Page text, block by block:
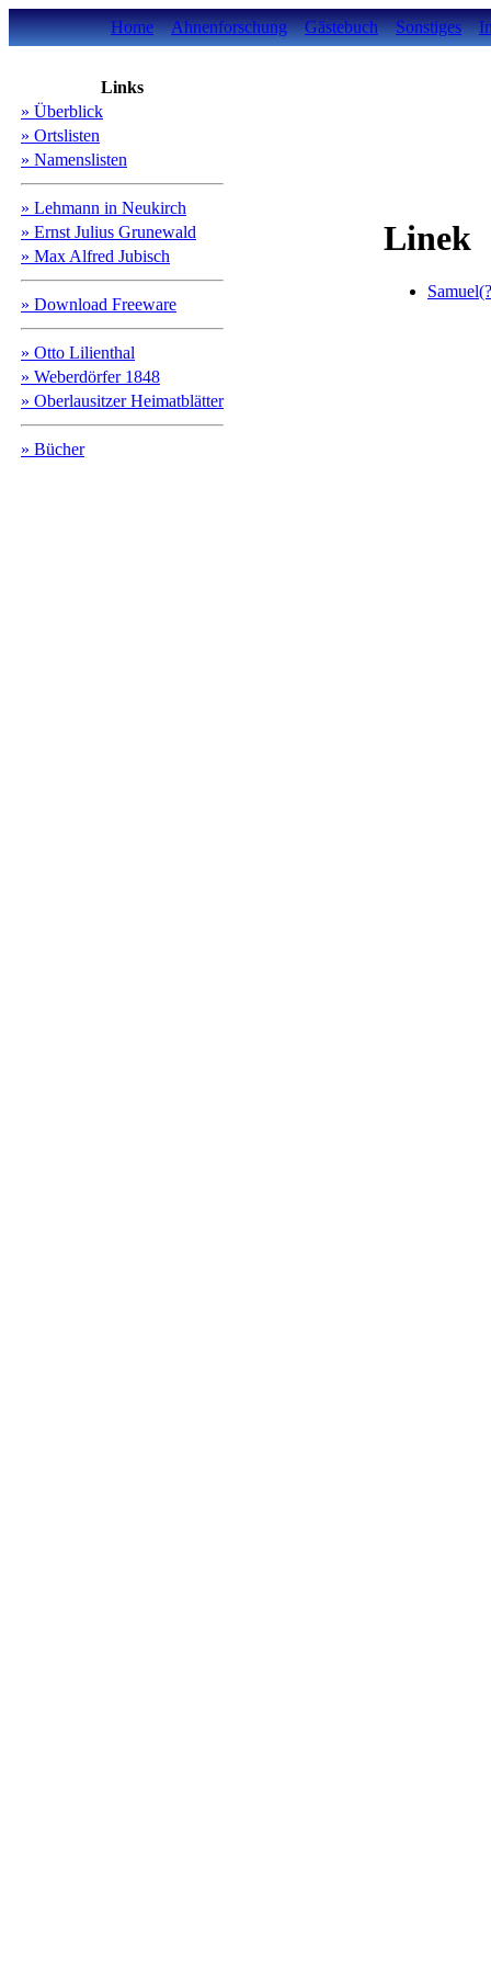
Home Ahnenforschung Gästebuch Sonstiges
Links
» Überblick
» Ortslisten
» Namenslisten
» Lehmann in Neukirch
» Ernst Julius Grunewald
» Max Alfred Jubisch
» Download Freeware
» Otto Lilienthal
» Weberdörfer 1848
» Oberlausitzer Heimatblätter
» Bücher
Linek